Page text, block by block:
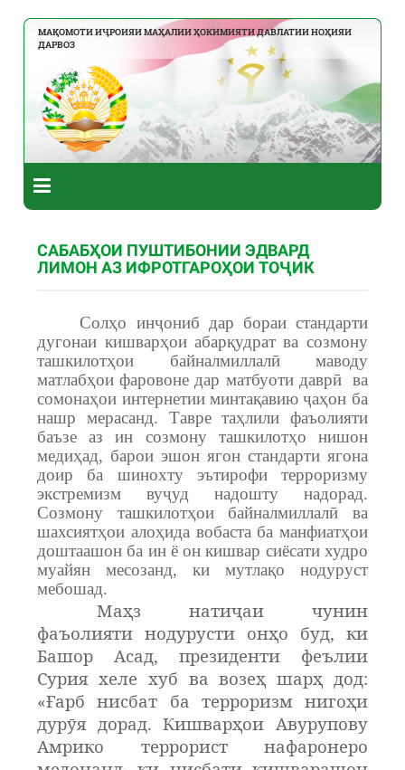
МАҚОМОТИ ИҶРОИЯИ МАҲАЛИИ ҲОКИМИЯТИ ДАВЛАТИИ НОҲИЯИ
ДАРВОЗ
САБАБҲОИ ПУШТИБОНИИ ЭДВАРД
ЛИМОН АЗ ИФРОТГАРОҲОИ ТОҶИК
Солҳо инҷониб дар бораи стандарти
дугонаи кишварҳои абарқудрат ва созмону
ташкилотҳои байналмиллалӣ маводу
матлабҳои фаровоне дар матбуоти даврӣ ва
сомонаҳои интернетии минтақавию ҷаҳон ба
нашр мерасанд. Тавре таҳлили фаъолияти
баъзе аз ин созмону ташкилотҳо нишон
медиҳад, барои эшон ягон стандарти ягона
доир ба шинохту эътирофи терроризму
экстремизм вуҷуд надошту надорад.
Созмону ташкилотҳои байналмиллалӣ ва
шахсиятҳои алоҳида вобаста ба манфиатҳои
доштаашон ба ин ё он кишвар сиёсати худро
муайян месозанд, ки мутлақо нодуруст
мебошад.
Маҳз натиҷаи чунин
фаъолияти нодурусти онҳо буд, ки
Башор Асад, президенти феълии
Сурия хеле хуб ва возеҳ шарҳ дод:
«Ғарб нисбат ба терроризм нигоҳи
дурӯя дорад. Кишварҳои Авурупову
Амрико террорист нафаронеро